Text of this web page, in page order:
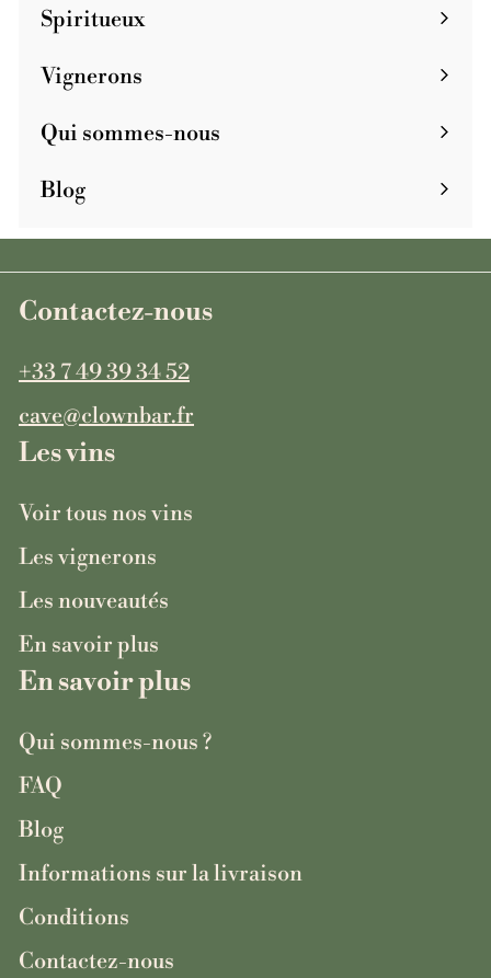
Spiritueux
Vignerons
Qui sommes-nous
Blog
Contactez-nous
+33 7 49 39 34 52
cave@clownbar.fr
Les vins
Voir tous nos vins
Les vignerons
Les nouveautés
En savoir plus
En savoir plus
Qui sommes-nous ?
FAQ
Blog
Informations sur la livraison
Conditions
Contactez-nous